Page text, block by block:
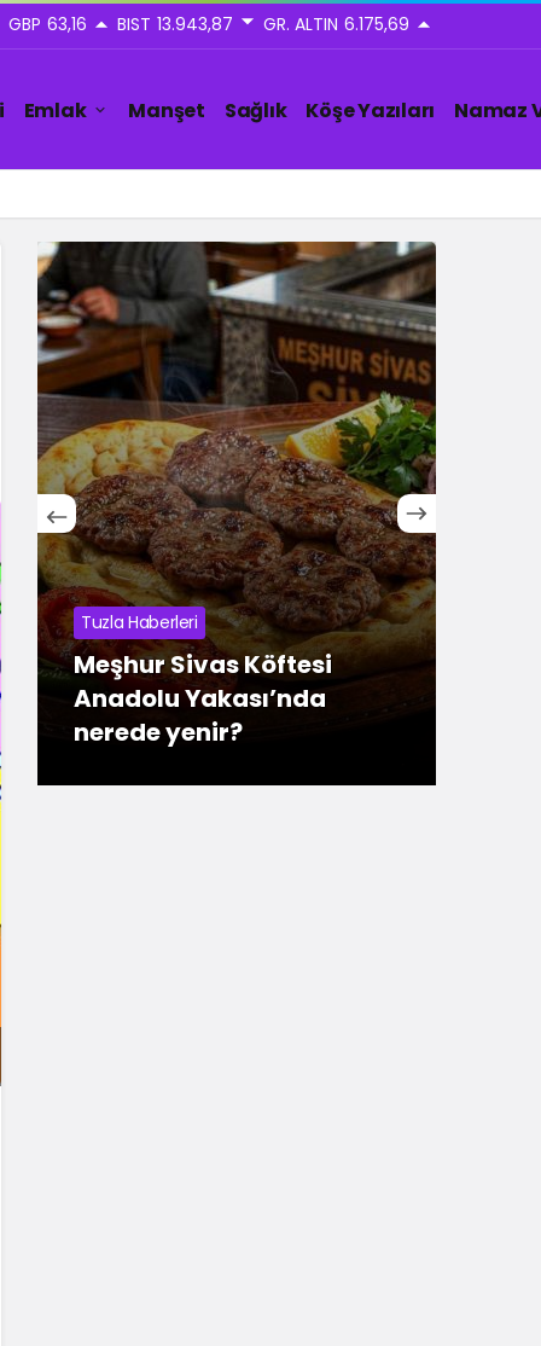
GBP 63,16 BIST 13.943,87 GR. ALTIN 6.175,69
Emlak Manşet Sağlık Köşe Yazıları Namaz
Tuzla Haberleri
Meşhur Sivas Köftesi
Anadolu Yakası’nda
nerede yenir?